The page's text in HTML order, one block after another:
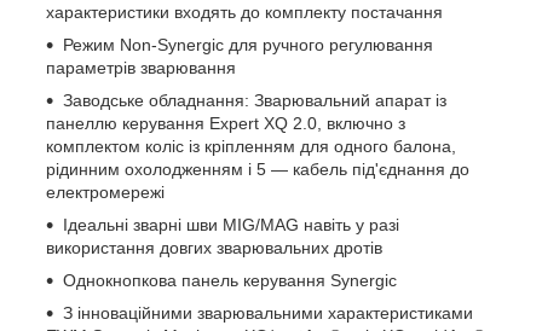
характеристики входять до комплекту постачання
Режим Non-Synergic для ручного регулювання
параметрів зварювання
Заводське обладнання: Зварювальний апарат із
панеллю керування Expert XQ 2.0, включно з
комплектом коліс із кріпленням для одного балона,
рідинним охолодженням і 5 — кабель під'єднання до
електромережі
Ідеальні зварні шви MIG/MAG навіть у разі
використання довгих зварювальних дротів
Однокнопкова панель керування Synergic
З інноваційними зварювальними характеристиками